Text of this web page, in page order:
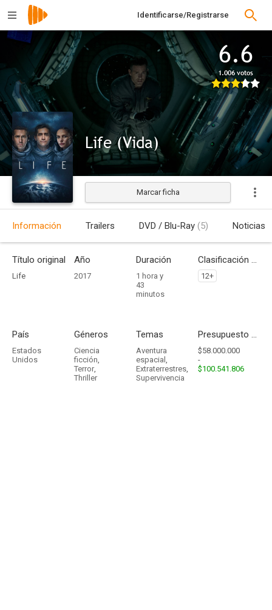
Identificarse/Registrarse
6.6
1.006 votos
Life (Vida)
Estrenada
Marcar ficha
Información Trailers DVD / Blu-Ray (5) Noticias
Título original
Life
Año
2017
Duración
1 hora y
43
minutos
Clasificación por edades
12+
País
Estados
Unidos
Géneros
Ciencia
ficción,
Terror,
Thriller
Temas
Aventura
espacial ,
Extraterrestres,
Supervivencia
Presupuesto - Ingresos
$58.000.000
-
$100.541.806